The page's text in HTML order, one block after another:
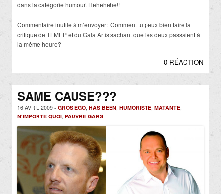
dans la catégorie humour. Hehehehe!!
Commentaire inutile à m’envoyer: Comment tu peux bien faire la
critique de TLMEP et du Gala Artis sachant que les deux passaient à
la même heure?
0 RÉACTION
SAME CAUSE???
16 AVRIL 2009 - GROS EGO, HAS BEEN, HUMORISTE, MATANTE,
N'IMPORTE QUOI, PAUVRE GARS